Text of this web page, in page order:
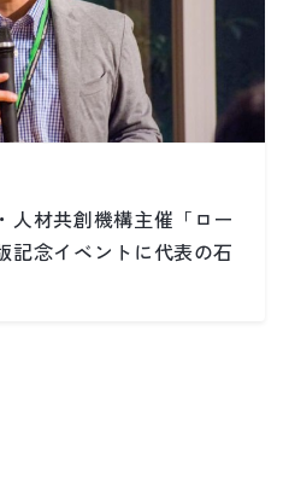
人材共創機構主催「ロー
記念イベントに代表の石